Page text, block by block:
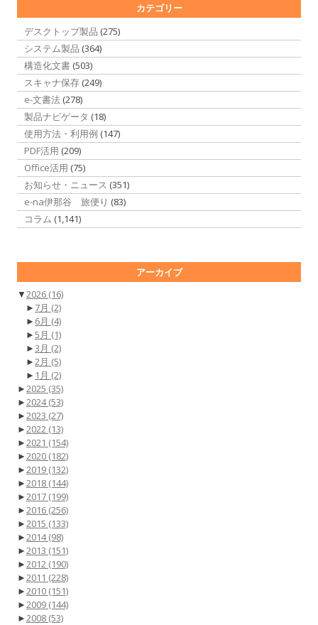
カテゴリー
デスクトップ製品 (275)
システム製品 (364)
構造化文書 (503)
スキャナ保存 (249)
e-文書法 (278)
製品ナビゲータ (18)
使用方法・利用例 (147)
PDF活用 (209)
Office活用 (75)
お知らせ・ニュース (351)
e-na伊那谷 旅便り (83)
コラム (1,141)
アーカイブ
▼2026 (16)
► 7月 (2)
► 6月 (4)
►5月 (1)
►3月 (2)
►2月 (5)
► 1月 (2)
►2025 (35)
►2024(53)
►2023 (27)
►2022 (13)
►2021 (154)
►2020 (182)
►2019 (132)
►2018 (144)
►2017 (199)
►2016 (256)
►2015 (133)
►2014(98)
►2013 (151)
►2012 (190)
►2011 (228)
►2010 (151)
►2009 (144)
►2008 (53)